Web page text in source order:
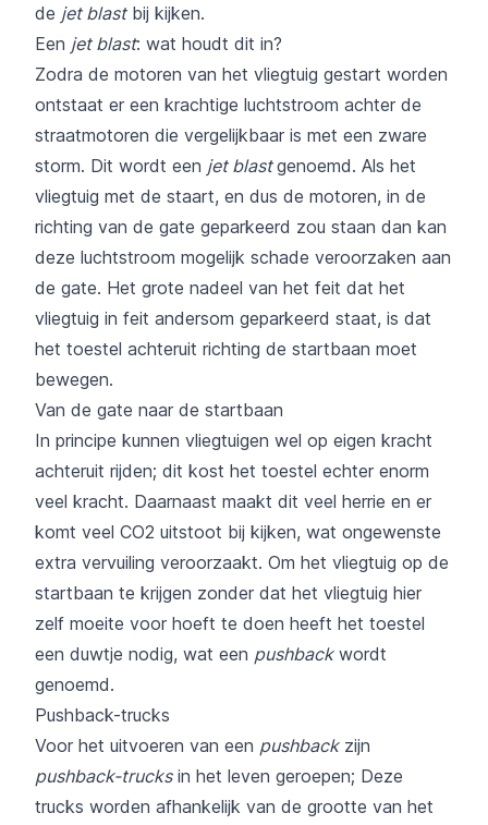
de jet blastbij kijken.
Een jet blast: wat houdt dit in?
Zodra de motoren van het vliegtuig gestart worden
ontstaat er een krachtige luchtstroom achter de
straatmotoren die vergelijkbaar is met een zware
storm. Dit wordt een jet blastgenoemd. Als het
vliegtuig met de staart, en dus de motoren, in de
richting van de gate geparkeerd zou staan dan kan
deze luchtstroom mogelijk schade veroorzaken aan
de gate. Het grote nadeel van het feit dat het
vliegtuig in feit andersom geparkeerd staat, is dat
het toestel achteruit richting de startbaan moet
bewegen.
Van de gate naar de startbaan
In principe kunnen vliegtuigen wel op eigen kracht
achteruit rijden; dit kost het toestel echter enorm
veel kracht. Daarnaast maakt dit veel herrie en er
komt veel CO2 uitstoot bij kijken, wat ongewenste
extra vervuiling veroorzaakt. Om het vliegtuig op de
startbaan te krijgen zonder dat het vliegtuig hier
zelf moeite voor hoeft te doen heeft het toestel
een duwtje nodig, wat een pushbackwordt
genoemd.
Pushback-trucks
Voor het uitvoeren van een pushbackzijn
pushback-trucksin het leven geroepen; Deze
trucks worden afhankelijk van de grootte van het